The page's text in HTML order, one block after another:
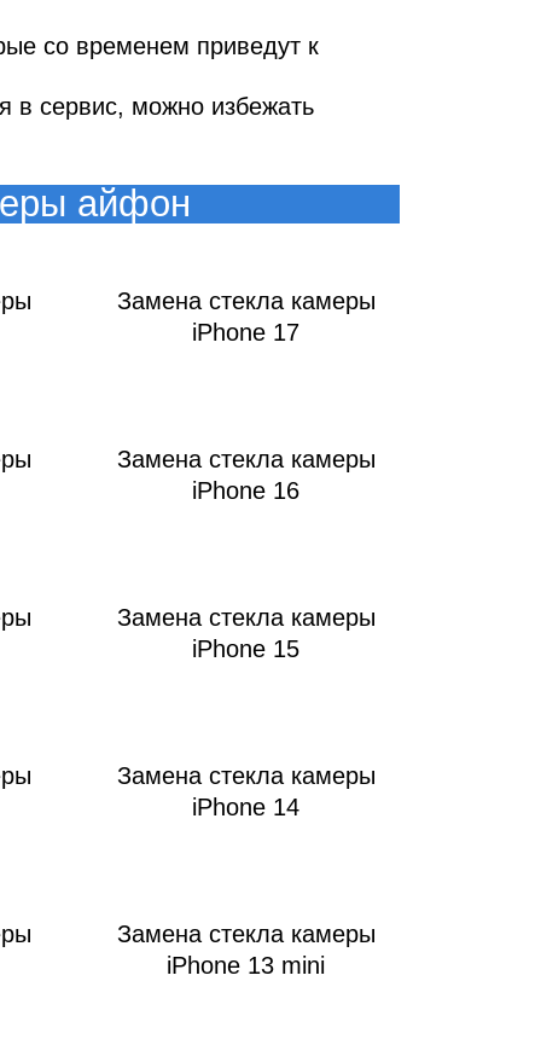
со временем приведут к
в сервис, можно избежать
айфон
Замена стекла камеры
iPhone 17
Замена стекла камеры
iPhone 16
Замена стекла камеры
iPhone 15
Замена стекла камеры
iPhone 14
Замена стекла камеры
iPhone 13 mini